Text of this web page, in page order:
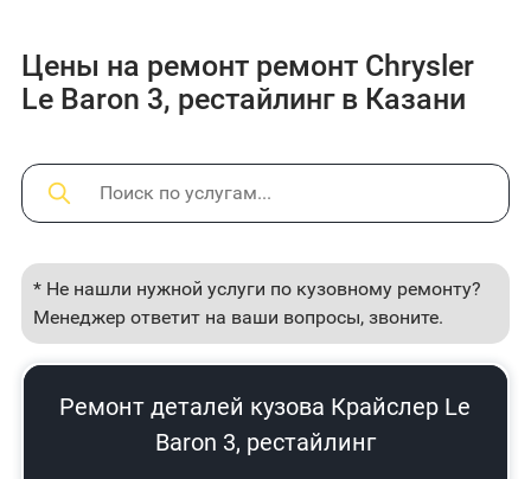
Цены на ремонт ремонт Chrysler
Le Baron 3, рестайлинг в Казани
* Не нашли нужной услуги по кузовному ремонту?
Менеджер ответит на ваши вопросы, звоните.
Ремонт деталей кузова Крайслер Le
Baron 3, рестайлинг